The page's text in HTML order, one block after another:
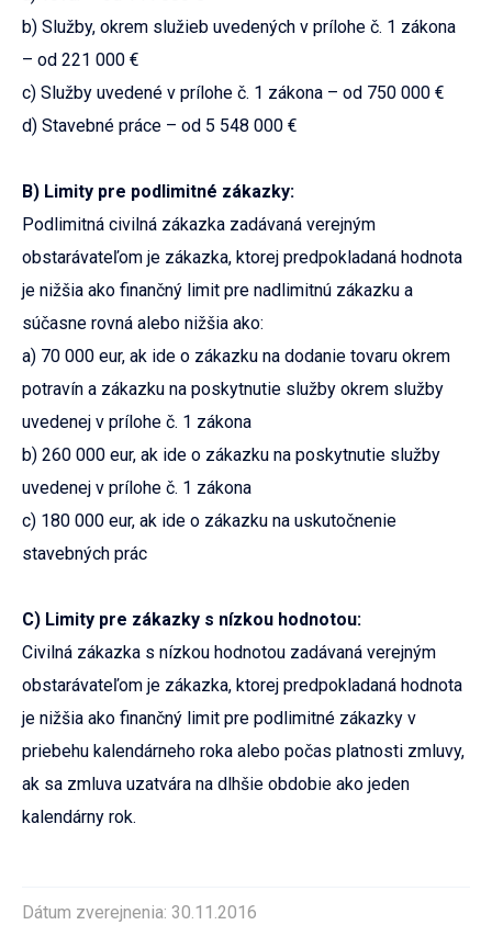
b) Služby, okrem služieb uvedených v prílohe č. 1 zákona
– od 221 000 €
c) Služby uvedené v prílohe č. 1 zákona – od 750 000 €
d) Stavebné práce – od 5 548 000 €
B) Limity pre podlimitné zákazky:
Podlimitná civilná zákazka zadávaná verejným
obstarávateľom je zákazka, ktorej predpokladaná hodnota
je nižšia ako finančný limit pre nadlimitnú zákazku a
súčasne rovná alebo nižšia ako:
a) 70 000 eur, ak ide o zákazku na dodanie tovaru okrem
potravín a zákazku na poskytnutie služby okrem služby
uvedenej v prílohe č. 1 zákona
b) 260 000 eur, ak ide o zákazku na poskytnutie služby
uvedenej v prílohe č. 1 zákona
c) 180 000 eur, ak ide o zákazku na uskutočnenie
stavebných prác
C) Limity pre zákazky s nízkou hodnotou:
Civilná zákazka s nízkou hodnotou zadávaná verejným
obstarávateľom je zákazka, ktorej predpokladaná hodnota
je nižšia ako finančný limit pre podlimitné zákazky v
priebehu kalendárneho roka alebo počas platnosti zmluvy,
ak sa zmluva uzatvára na dlhšie obdobie ako jeden
kalendárny rok.
Dátum zverejnenia: 30.11.2016